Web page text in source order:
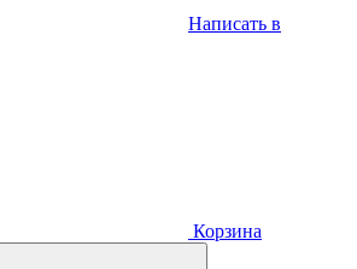
Написать в
Корзина